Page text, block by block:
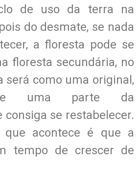
de uso da terra na
do desmate, se nada
a floresta pode se
floresta secundária, no
será como uma original,
uma parte da
consiga se restabelecer.
que acontece é que a
tempo de crescer de